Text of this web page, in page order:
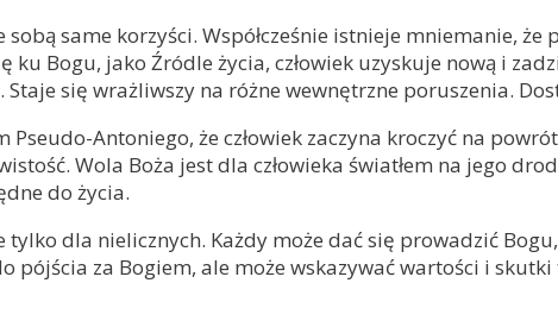
same korzyści. Współcześnie istnieje mniemanie,
Bogu, jako Źródle życia, człowiek uzyskuje nową i
się wrażliwszy na różne wewnętrzne poruszenia.
Antoniego, że człowiek zaczyna kroczyć na
Wola Boża jest dla człowieka światłem na jego
do życia.
dla nielicznych. Każdy może dać się prowadzić
za Bogiem, ale może wskazywać wartości i